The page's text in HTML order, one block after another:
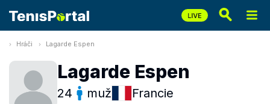
Hráči Lagarde Espen
Lagarde Espen
24 muž Francie